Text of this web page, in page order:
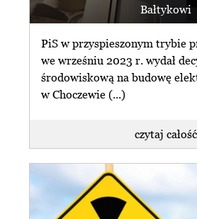
Bałtykowi
PiS w przyspieszonym trybie
we wrześniu 2023 r. wydał
środowiskową na budowę
w Choczewie (...)
czytaj całość